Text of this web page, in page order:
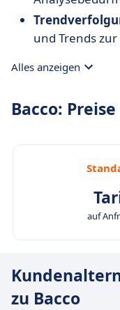
und Trends
Alles anzeigen
Bacco: Preise
auf
zu Bacco